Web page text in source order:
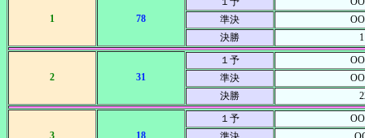
1 78
準決
決勝
2 31
１予
準決
決勝
3 18
１予